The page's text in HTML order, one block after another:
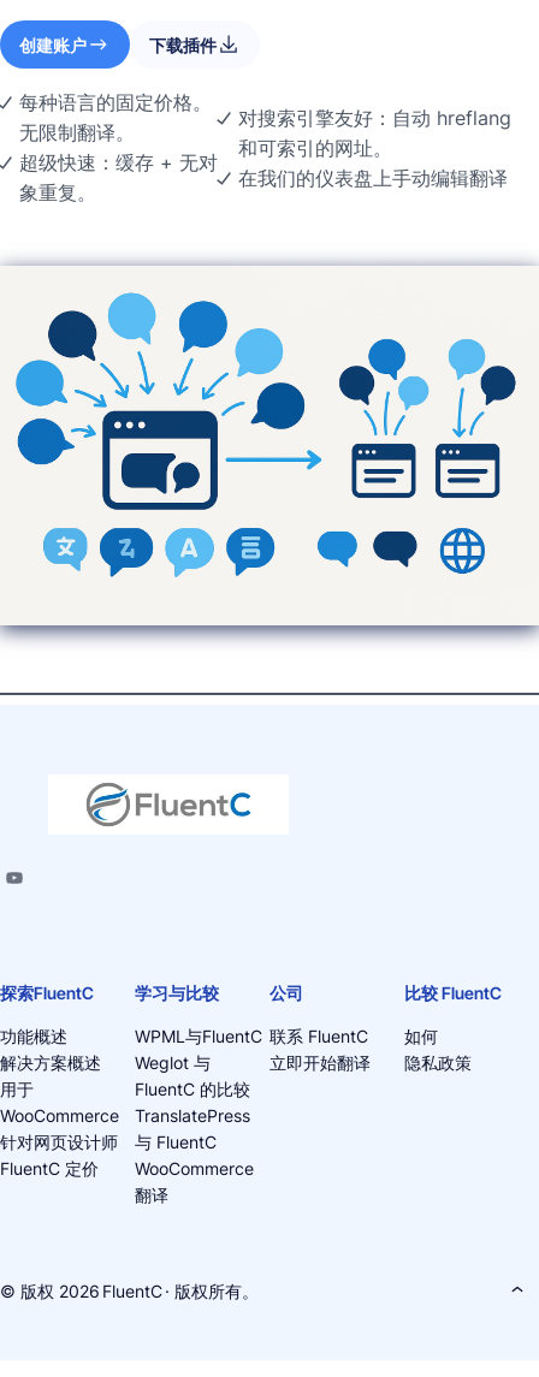
创建账户 下载插件
每种语言的固定价格。
无限制翻译。
超级快速：缓存 + 无对
象重复。
对搜索引擎友好：自动 hreflang
和可索引的网址。
在我们的仪表盘上手动编辑翻译
探索FluentC
功能概述
解决方案概述
用于
WooCommerce
针对网页设计师
FluentC 定价
学习与比较
WPML与FluentC
Weglot 与
FluentC 的比较
TranslatePress
与 FluentC
WooCommerce
翻译
公司
联系 FluentC
立即开始翻译
比较 FluentC
如何
隐私政策
© 版权 2026 FluentC· 版权所有。